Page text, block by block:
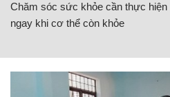
Chăm sóc sức khỏe cần thực hiện
ngay khi cơ thể còn khỏe